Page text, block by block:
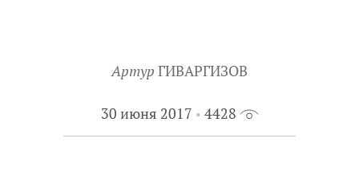
Артур ГИВАРГИЗОВ
30 июня 2017 4428